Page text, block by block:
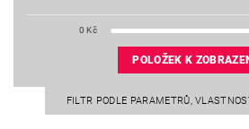
0 Kč
POLOŽEK K
FILTR PODLE PARAMETRŮ,